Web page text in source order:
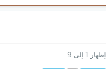
إظهار 1 إلى 9